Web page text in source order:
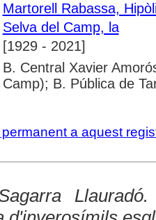
Martorell Rabassa,
Selva del Camp, la
[1929 - 2021]
B. Central Xavier
Camp); B. Pública de
a aquest